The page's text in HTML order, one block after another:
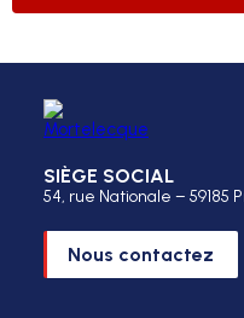
SIÈGE SOCIAL
54, rue Nationale – 59185
Nous contactez